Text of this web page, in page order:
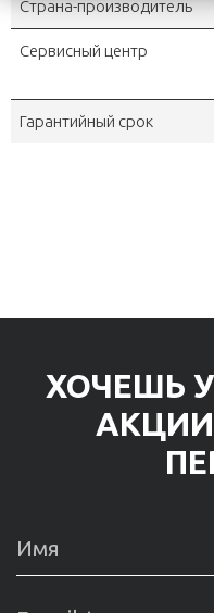
Страна-производитель
Сервисный центр
Гарантийный срок
ХОЧЕШЬ